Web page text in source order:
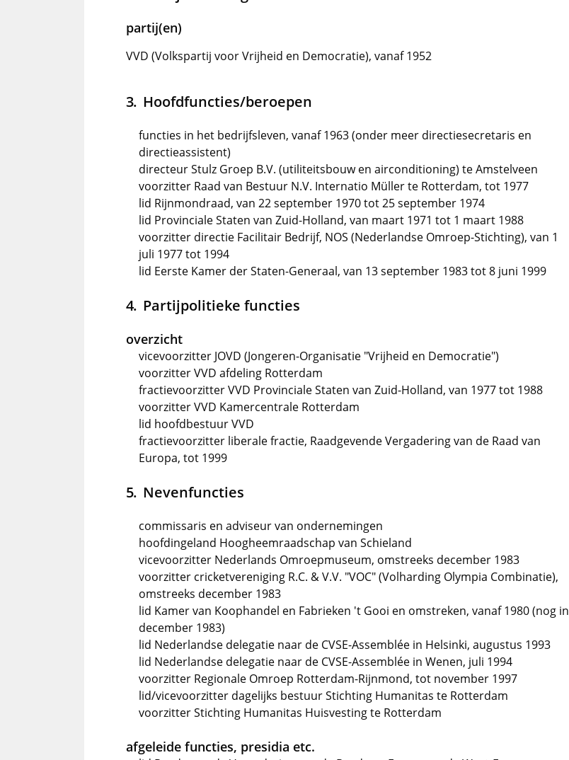
partij(en)
VVD (Volkspartij voor Vrijheid en Democratie), vanaf 1952
Hoofdfuncties/beroepen
functies in het bedrijfsleven, vanaf 1963 (onder meer directiesecretaris en
directieassistent)
directeur Stulz Groep B.V. (utiliteitsbouw en airconditioning) te Amstelveen
voorzitter Raad van Bestuur N.V. Internatio Müller te Rotterdam, tot 1977
lid Rijnmondraad, van 22 september 1970 tot 25 september 1974
lid Provinciale Staten van Zuid-Holland, van maart 1971 tot 1 maart 1988
voorzitter directie Facilitair Bedrijf, NOS (Nederlandse Omroep-Stichting), van 1
juli 1977 tot 1994
lid Eerste Kamer der Staten-Generaal, van 13 september 1983 tot 8 juni 1999
Partijpolitieke functies
overzicht
vicevoorzitter JOVD (Jongeren-Organisatie "Vrijheid en Democratie")
voorzitter VVD afdeling Rotterdam
fractievoorzitter VVD Provinciale Staten van Zuid-Holland, van 1977 tot 1988
voorzitter VVD Kamercentrale Rotterdam
lid hoofdbestuur VVD
fractievoorzitter liberale fractie, Raadgevende Vergadering van de Raad van
Europa, tot 1999
Nevenfuncties
commissaris en adviseur van ondernemingen
hoofdingeland Hoogheemraadschap van Schieland
vicevoorzitter Nederlands Omroepmuseum, omstreeks december 1983
voorzitter cricketvereniging R.C. & V.V. "VOC" (Volharding Olympia Combinatie),
omstreeks december 1983
lid Kamer van Koophandel en Fabrieken 't Gooi en omstreken, vanaf 1980 (nog in
december 1983)
lid Nederlandse delegatie naar de CVSE-Assemblée in Helsinki, augustus 1993
lid Nederlandse delegatie naar de CVSE-Assemblée in Wenen, juli 1994
voorzitter Regionale Omroep Rotterdam-Rijnmond, tot november 1997
lid/vicevoorzitter dagelijks bestuur Stichting Humanitas te Rotterdam
voorzitter Stichting Humanitas Huisvesting te Rotterdam
afgeleide functies, presidia etc.